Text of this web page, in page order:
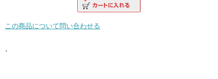
この商品について問い合わせる